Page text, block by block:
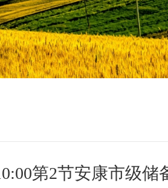
第2节安康市级